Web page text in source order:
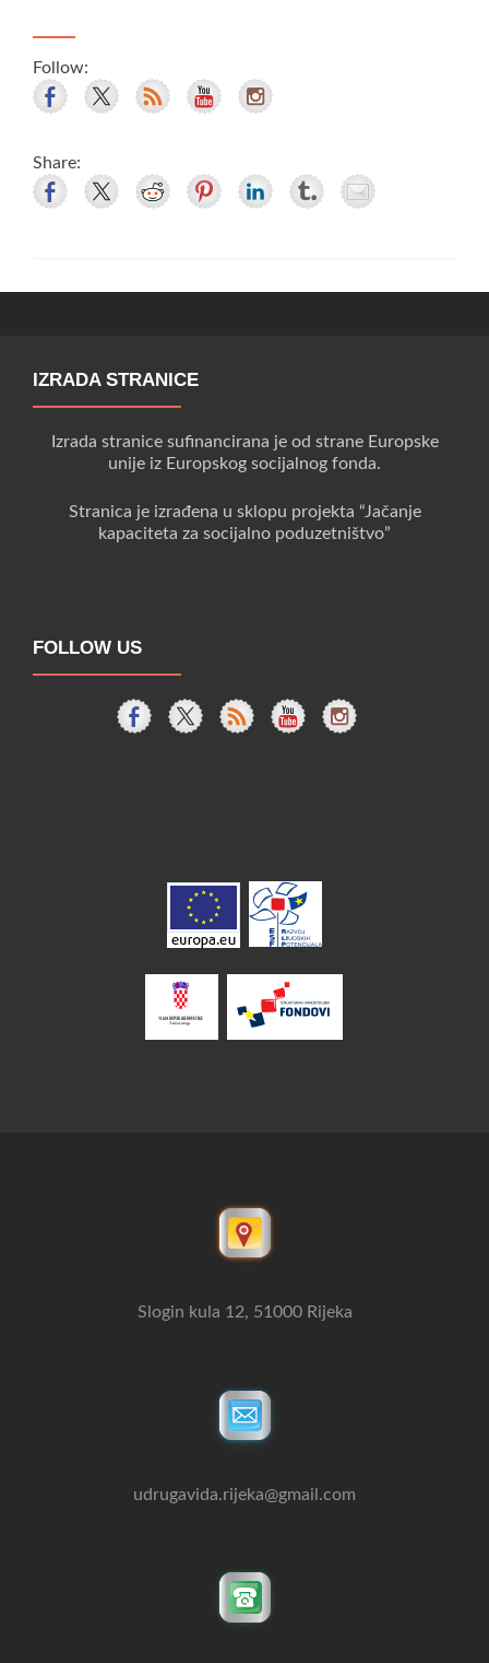
Follow:
Share:
IZRADA STRANICE
Izrada stranice sufinancirana je od strane Europske
unije iz Europskog socijalnog fonda.
Stranica je izrađena u sklopu projekta “Jačanje
kapaciteta za socijalno poduzetništvo”
FOLLOW US
Slogin kula 12, 51000 Rijeka
udrugavida.rijeka@gmail.com